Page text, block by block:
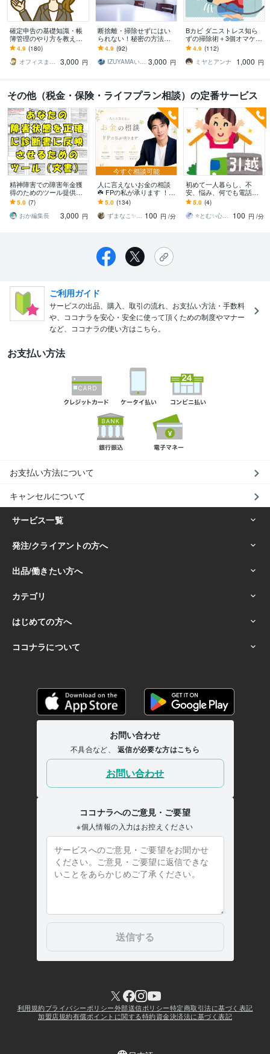
確定申告の基礎知識・帳
簿管理のやり方を教えま
す 確定申告をはじめてす
る方など、確定申告初心
者のメニューです。
4.9 (180)
オフィスまみぃ
3,000 円
断捨離・掃除せずにはい
られない！秘密の方法教
えます どうしても掃除で
きない。それには理由が
あります。
4.9 (92)
IZUYAMAいずやま 3,000 円
Bカビ ダニストレス知ら
ずの掃除術＋3個オマケま
す 風呂カビ布団ダニ排水
溝他TVじゃ教えない知恵
満載1番人気
4.9 (112)
ミヤとアンナ
1,000 円
その他（税金・保険・ライフプラン相談）の定番サービス
精神障害での障害年金獲
得のためのツール提供し
ます 「主治医への診断書
作成依頼文書」Word形式
5.0 (7)
おか編集長
3,000 円
今すぐ相談可能
人に言えないお金の相談
☘️ FPの私が承ります ！
㊙️ 借金返済/浪費/投資/節
約/詐欺 なんでもサポー
ト
5.0 (134)
ずまなこ✨FP 100 円 /分
初めて一人暮らし、不
安、悩み、何でも電話で
聞きます 物件、引越し費
用、家電、家具、生活
費、一緒に電話で考えま
5.0 (4)
⭐とむ✨心の癒し お悩み相談 恋愛相談
100 円 /分
ご利用ガイド
サービスの出品、購入、取引の流れ、お支払い方法・手数料
や、ココナラを安心・安全に使って頂くための制度やマナー
など、ココナラの使い方はこちら。
お支払い方法
お支払い方法について
キャンセルについて